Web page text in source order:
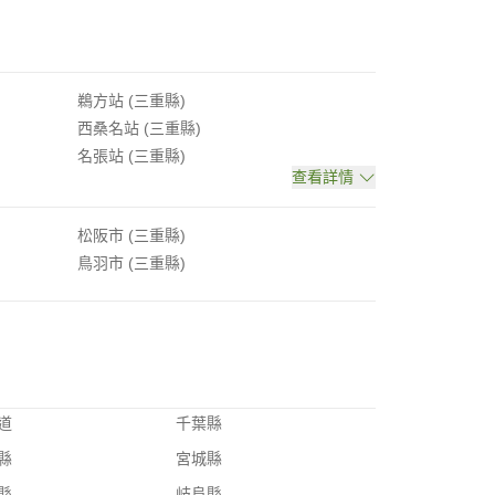
鵜方站 (三重縣)
西桑名站 (三重縣)
名張站 (三重縣)
查看詳情
松阪市 (三重縣)
鳥羽市 (三重縣)
千葉縣
宮城縣